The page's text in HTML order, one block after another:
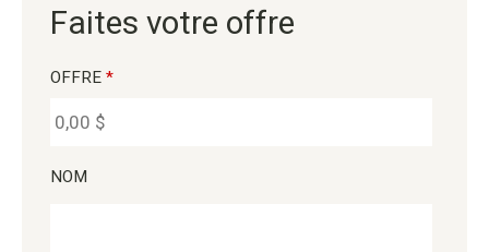
Faites votre offre
OFFRE *
NOM